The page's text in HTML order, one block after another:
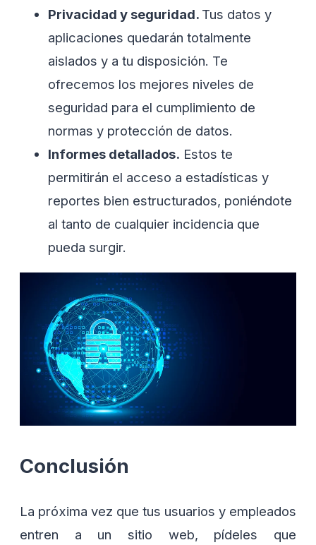
Privacidad y seguridad. Tus datos y
aplicaciones quedarán totalmente
aislados y a tu disposición. Te
ofrecemos los mejores niveles de
seguridad para el cumplimiento de
normas y protección de datos.
Informes detallados. Estos te
permitirán el acceso a estadísticas y
reportes bien estructurados, poniéndote
al tanto de cualquier incidencia que
pueda surgir.
Conclusión
La próxima vez que tus usuarios y empleados
entren a un sitio web, pídeles que